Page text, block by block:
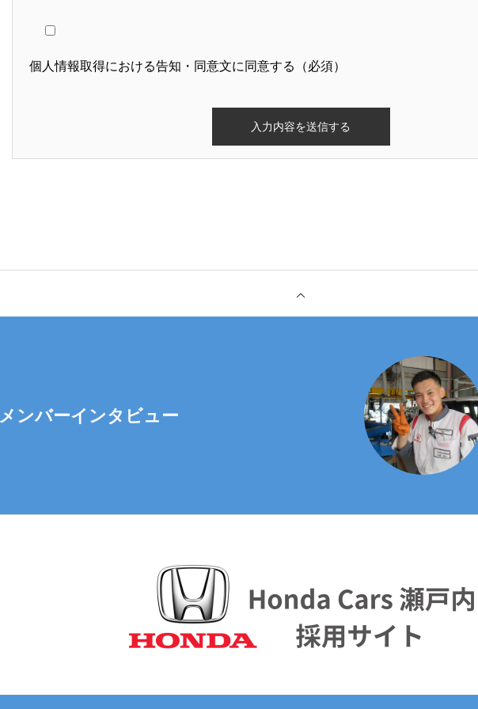
連絡先：メールアドレス：hondacarssetouchi@outlook.jp
3. 個人情報の利用目的
4. 個人情報の開示等の請求
広島県尾道市高須町5127
5. 個人情報を提供されることの任意性について
ご本人様が当社に個人情報を提供されるかどうかは任意によるものです。 た
目をいただけない場合、適切な対応ができない場合があります。
個人情報取得における告知・同意文に同意する（必須）
メンバーインタビュー